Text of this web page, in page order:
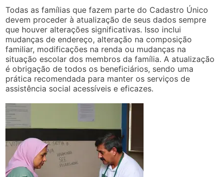
Todas as famílias que fazem parte do Cadastro Único
devem proceder à atualização de seus dados sempre
que houver alterações significativas. Isso inclui
mudanças de endereço, alteração na composição
familiar, modificações na renda ou mudanças na
situação escolar dos membros da família. A atualização
é obrigação de todos os beneficiários, sendo uma
prática recomendada para manter os serviços de
assistência social acessíveis e eficazes.